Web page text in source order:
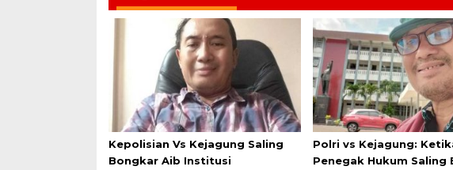
Kepolisian Vs Kejagung Saling
Bongkar Aib Institusi
Polri vs Kejagung:
Penegak Hukum Saling